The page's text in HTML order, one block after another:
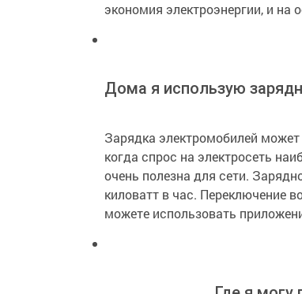
экономия электроэнергии, и на
Дома я использую
Зарядка электромобилей
когда спрос на электросеть
очень полезна для сети.
киловатт в час. Переключение
можете использовать